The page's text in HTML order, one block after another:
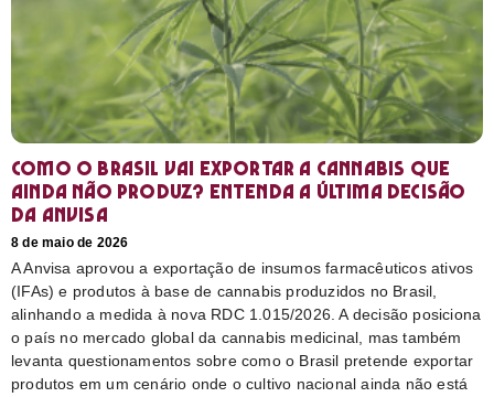
Como o Brasil vai exportar a cannabis que
ainda não produz? Entenda a última decisão
da Anvisa
8 de maio de 2026
A Anvisa aprovou a exportação de insumos farmacêuticos ativos
(IFAs) e produtos à base de cannabis produzidos no Brasil,
alinhando a medida à nova RDC 1.015/2026. A decisão posiciona
o país no mercado global da cannabis medicinal, mas também
levanta questionamentos sobre como o Brasil pretende exportar
produtos em um cenário onde o cultivo nacional ainda não está